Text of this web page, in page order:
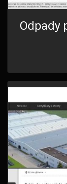
Odpady